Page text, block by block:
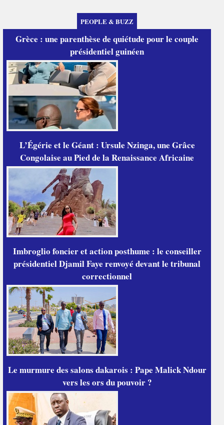
PEOPLE & BUZZ
Grèce : une parenthèse de quiétude pour le couple
présidentiel guinéen
L’Égérie et le Géant : Ursule Nzinga, une Grâce
Congolaise au Pied de la Renaissance Africaine
Imbroglio foncier et action posthume : le conseiller
présidentiel Djamil Faye renvoyé devant le tribunal
correctionnel
Le murmure des salons dakarois : Pape Malick Ndour
vers les ors du pouvoir ?